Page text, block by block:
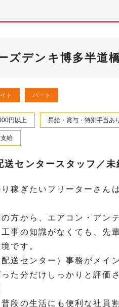
ズデンキ博多半道
ト パート
円以上 昇給・賞与・特別手当あ
給
送センタースタッフ／
り稼ぎたいフリーターさん
の方から、エアコン・アン
事の知識がなくても、先
です。
配送センター）事務がメイ
った分だけしっかりと評価
普段の生活にも便利な社